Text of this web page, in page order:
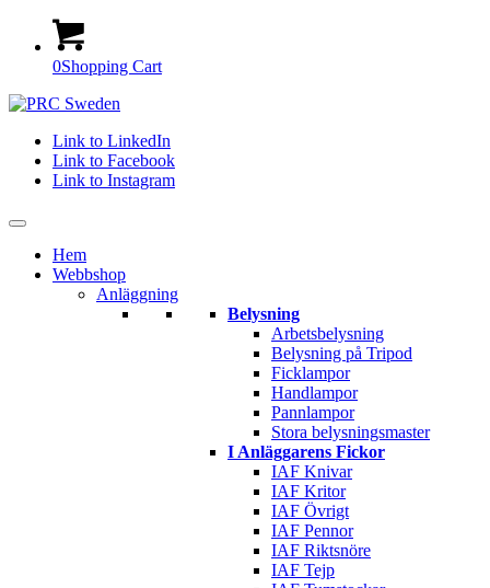
0Shopping Cart
Link to LinkedIn
Link to Facebook
Link to Instagram
Hem
Webbshop
Anläggning
Belysning
Arbetsbelysning
Belysning på Tripod
Ficklampor
Handlampor
Pannlampor
Stora belysningsmaster
I Anläggarens Fickor
IAF Knivar
IAF Kritor
IAF Övrigt
IAF Pennor
IAF Riktsnöre
IAF Tejp